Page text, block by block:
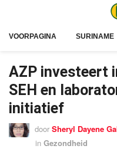
VOORPAGINA SURINAME
AZP investeert
SEH en
initiatief
door Sheryl Dayene
in Gezondheid